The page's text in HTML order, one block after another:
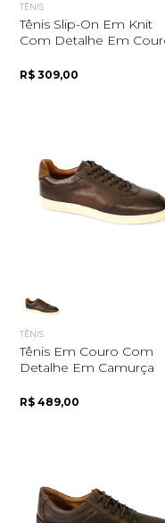
TÊNIS
Tênis Slip-On Em Knit
Com Detalhe Em
R$ 309,00
TÊNIS
Tênis Em Couro Com
Detalhe Em Camurça
R$ 489,00